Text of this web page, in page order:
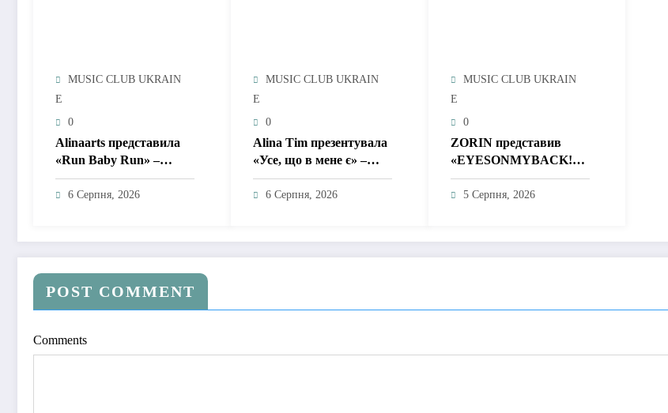
MUSIC CLUB UKRAIN
E
0
Alinaarts представила
«Run Baby Run» –
музичну підтримку для
тих, хто продовжує
6 Серпня, 2026
MUSIC CLUB UKRAIN
E
0
Alina Tim презентувала
«Усе, що в мене є» –
пісню про любов без
драм, маніпуляцій і
6 Серпня, 2026
MUSIC CLUB UKRAIN
E
0
ZORIN представив
«EYESONMYBACK!» –
емоційний трек про
боротьбу із власними
5 Серпня, 2026
POST COMMENT
Comments